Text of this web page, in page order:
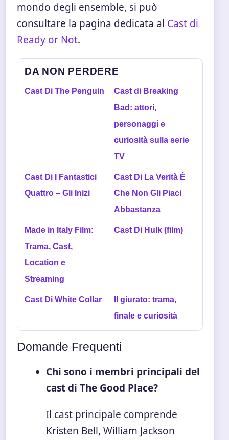
mondo degli ensemble, si può
consultare la pagina dedicata al Cast di
Ready or Not.
DA NON PERDERE
Cast Di The Penguin
Cast di Breaking
Bad: attori,
personaggi e
curiosità sulla serie
TV
Cast Di I Fantastici
Quattro – Gli Inizi
Cast Di La Verità È
Che Non Gli Piaci
Abbastanza
Made in Italy Film:
Trama, Cast,
Location e
Streaming
Cast Di Hulk (film)
Cast Di White Collar
Il giurato: trama,
finale e curiosità
Domande Frequenti
Chi sono i membri principali del
cast di The Good Place?
Il cast principale comprende
Kristen Bell, William Jackson